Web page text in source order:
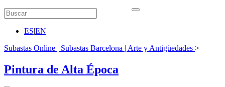
ES|EN
Subastas Online | Subastas Barcelona | Arte y Antigüedades >
Pintura de Alta Época